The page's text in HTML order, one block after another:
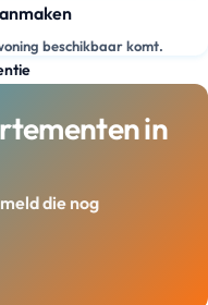
beschikbaar komt.
in
die nog